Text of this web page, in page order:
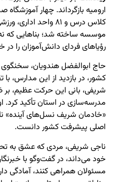
کلاس درس و ۸۱ واحد
موسسه ساخته شد؛ بناهایی که
رؤیاهای فردای دانش‌آموزان را در
حاج ابوالفضل هندویان،
کشور، در بازدید از این مدارس،
شریفی، بانی این حرکت عظیم، بر
مدرسه‌سازی در استان تأکید کرد.
«خادمان شریف نسل‌های آینده»
اصلی پیشرفت کشور دانست.
ناجی شریفی، مردی که عشق به
خود می‌داند، در گفت‌وگو با
مسئولان همراهی کنند، آمادگی